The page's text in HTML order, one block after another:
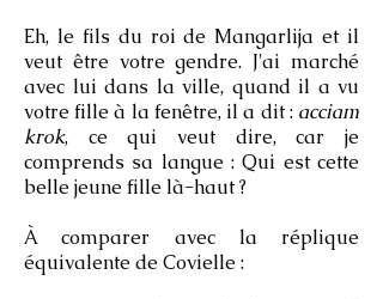
Eh, le fils du roi de Mangarlija et il
veut être votre gendre. J'ai marché
avec lui dans la ville, quand il a vu
votre fille à la fenêtre, il a dit : acciam
krok, ce qui veut dire, car je
comprends sa langue : Qui est cette
belle jeune fille là-haut ?
À comparer avec la réplique
équivalente de Covielle :